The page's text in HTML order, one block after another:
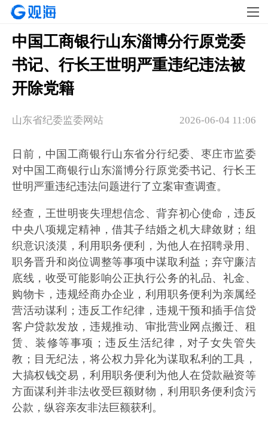
中国工商银行山东淄博分行原党委
书记、行长王世明严重违纪违法被
开除党籍
2026-06-04 11:06
山东省纪委监委网站
日前，中国工商银行山东省分行纪委、枣庄市监委
对中国工商银行山东淄博分行原党委书记、行长王
世明严重违纪违法问题进行了立案审查调查。
经查，王世明丧失理想信念、背弃初心使命，违反
中央八项规定精神，借其子结婚之机大肆敛财；组
织意识淡漠，利用职务便利，为他人在招聘录用、
职务晋升和岗位调整等事项中谋取利益；弃守廉洁
底线，收受可能影响公正执行公务的礼品、礼金、
购物卡，违规经商办企业，利用职务便利为亲属经
营活动谋利；违反工作纪律，违规干预和插手信贷
客户贷款发放，违规推动、审批营业网点搬迁、租
赁、装修等事项；违反生活纪律，对子女失管失
教；目无纪法，将公权力异化为谋取私利的工具，
大搞权钱交易，利用职务便利为他人在贷款融资等
方面谋利并非法收受巨额财物，利用职务便利贪污
公款，纵容亲友非法巨额获利。